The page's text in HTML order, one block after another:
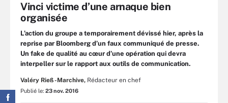
Vinci victime d’une arnaque bien
organisée
L’action du groupe a temporairement dévissé hier, après la
reprise par Bloomberg d’un faux communiqué de presse.
Un fake de qualité au cœur d’une opération qui devra
interpeller sur le rapport aux outils de communication.
Valéry Rieß-Marchive, Rédacteur en chef
Publié le: 23 nov. 2016